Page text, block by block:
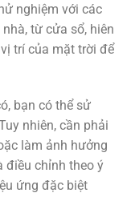
nghiệm với các
từ cửa sổ, hiên
trí của mặt trời để
bạn có thể sử
nhiên, cần phải
làm ảnh hưởng
điều chỉnh theo ý
ứng đặc biệt